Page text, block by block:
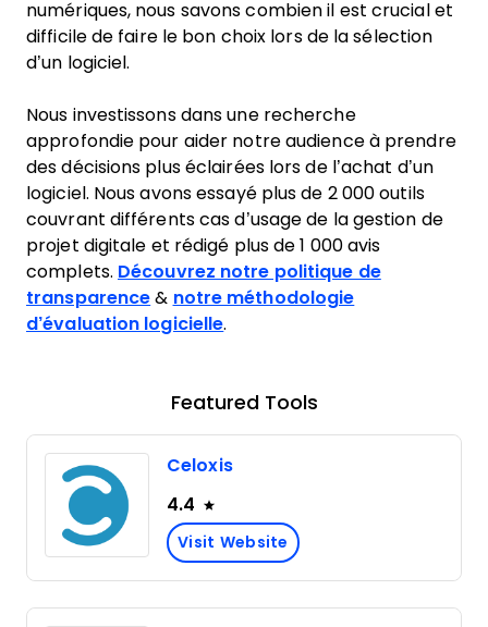
numériques, nous savons combien il est crucial et
difficile de faire le bon choix lors de la sélection
d’un logiciel.
Nous investissons dans une recherche
approfondie pour aider notre audience à prendre
des décisions plus éclairées lors de l’achat d’un
logiciel. Nous avons essayé plus de 2 000 outils
couvrant différents cas d’usage de la gestion de
projet digitale et rédigé plus de 1 000 avis
complets. Découvrez notre politique de
transparence & notre méthodologie
d’évaluation logicielle.
Featured Tools
Celoxis
4.4
Visit Website